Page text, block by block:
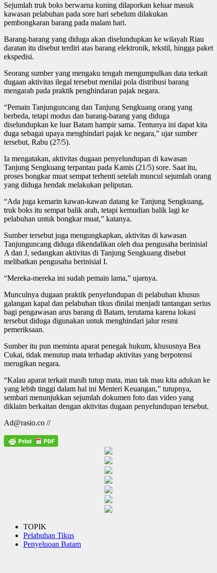
Sejumlah truk boks berwarna kuning dilaporkan keluar masuk
kawasan pelabuhan pada sore hari sebelum dilakukan
pembongkaran barang pada malam hari.
Barang-barang yang diduga akan diselundupkan ke wilayah Riau
daratan itu disebut terdiri atas barang elektronik, tekstil, hingga paket
ekspedisi.
Seorang sumber yang mengaku tengah mengumpulkan data terkait
dugaan aktivitas ilegal tersebut menilai pola distribusi barang
mengarah pada praktik penghindaran pajak negara.
“Pemain Tanjunguncang dan Tanjung Sengkuang orang yang
berbeda, tetapi modus dan barang-barang yang diduga
diselundupkan ke luar Batam hampir sama. Tentunya ini dapat kita
duga sebagai upaya menghindari pajak ke negara,” ujar sumber
tersebut, Rabu (27/5).
Ia mengatakan, aktivitas dugaan penyelundupan di kawasan
Tanjung Sengkuang terpantau pada Kamis (21/5) sore. Saat itu,
proses bongkar muat sempat terhenti setelah muncul sejumlah orang
yang diduga hendak melakukan peliputan.
“Ada juga kemarin kawan-kawan datang ke Tanjung Sengkuang,
truk boks itu sempat balik arah, tetapi kemudian balik lagi ke
pelabuhan untuk bongkar muat,” katanya.
Sumber tersebut juga mengungkapkan, aktivitas di kawasan
Tanjunguncang diduga dikendalikan oleh dua pengusaha berinisial
A dan J, sedangkan aktivitas di Tanjung Sengkuang disebut
melibatkan pengusaha berinisial I.
“Mereka-mereka ini sudah pemain lama,” ujarnya.
Munculnya dugaan praktik penyelundupan di pelabuhan khusus
galangan kapal dan pelabuhan tikus dinilai menjadi tantangan serius
bagi pengawasan arus barang di Batam, terutama karena lokasi
tersebut diduga digunakan untuk menghindari jalur resmi
pemeriksaan.
Sumber itu pun meminta aparat penegak hukum, khususnya Bea
Cukai, tidak menutup mata terhadap aktivitas yang berpotensi
merugikan negara.
“Kalau aparat terkait masih tutup mata, mau tak mau kita adukan ke
yang lebih tinggi dalam hal ini Menteri Keuangan,” tutupnya,
sembari menunjukkan sejumlah dokumen foto dan video yang
diklaim berkaitan dengan aktivitas dugaan penyelundupan tersebut.
Ad@rasio.co //
TOPIK
Pelabuhan Tikus
Penyeluoan Batam